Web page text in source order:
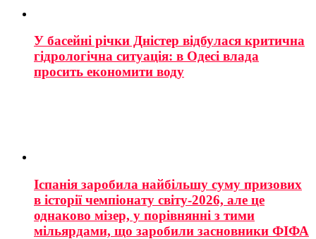
У басейні річки Дністер відбулася критична
гідрологічна ситуація: в Одесі влада
просить економити воду
Іспанія заробила найбільшу суму призових
в історії чемпіонату світу-2026, але це
однаково мізер, у порівнянні з тими
мільярдами, що заробили засновники ФІФА